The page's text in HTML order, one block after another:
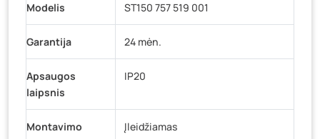
Modelis ST150 757 519 001
Garantija 24 mėn.
Apsaugos
laipsnis
IP20
Montavimo
Įleidžiamas